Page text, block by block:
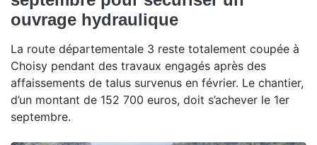
ouvrage hydraulique
La route départementale 3 reste totalement coupée à
Choisy pendant des travaux engagés après des
affaissements de talus survenus en février. Le chantier,
d’un montant de 152 700 euros, doit s’achever le 1er
septembre.